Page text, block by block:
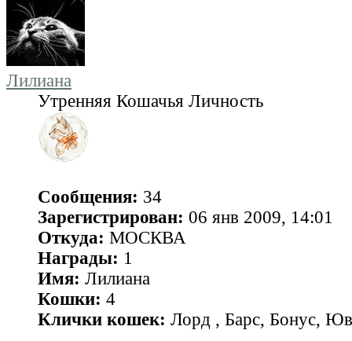
Лилиана
Утренняя Кошачья Личность
Сообщения: 34
Зарегистрирован: 06 янв 2009, 14:01
Откуда: МОСКВА
Награды: 1
Имя: Лилиана
Кошки: 4
Клички кошек: Лорд , Барс, Бонус,